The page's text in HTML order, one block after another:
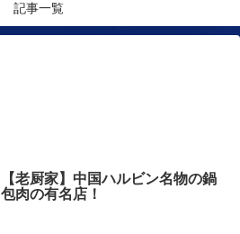
記事一覧
【老厨家】中国ハルビン名物の鍋
包肉の有名店！